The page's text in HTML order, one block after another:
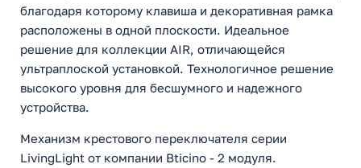
благодаря которому клавиша и декоративная рамка
расположены в одной плоскости. Идеальное
решение для коллекции AIR, отличающейся
ультраплоской установкой. Технологичное решение
высокого уровня для бесшумного и надежного
устройства.
Механизм крестового переключателя серии
LivingLight от компании Bticino - 2 модуля.